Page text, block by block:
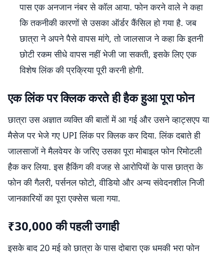
पास एक अनजान नंबर से कॉल आया. फोन करने वाले ने कहा
कि तकनीकी कारणों से उसका ऑर्डर कैंसिल हो गया है. जब
छात्रा ने अपने पैसे वापस मांगे, तो जालसाज ने कहा कि इतनी
छोटी रकम सीधे वापस नहीं भेजी जा सकती, इसके लिए एक
विशेष लिंक की प्रक्रिया पूरी करनी होगी.
एक लिंक पर क्लिक करते ही हैक हुआ पूरा फोन
छात्रा उस अज्ञात व्यक्ति की बातों में आ गई और उसने व्हाट्सएप या
मैसेज पर भेजे गए UPI लिंक पर क्लिक कर दिया. लिंक दबाते ही
जालसाजों ने मैलवेयर के जरिए उसका पूरा मोबाइल फोन रिमोटली
हैक कर लिया. इस हैकिंग की वजह से आरोपियों के पास छात्रा के
फोन की गैलरी, पर्सनल फोटो, वीडियो और अन्य संवेदनशील निजी
जानकारियों का पूरा एक्सेस चला गया.
₹30,000 की पहली उगाही
इसके बाद 20 मई को छात्रा के पास दोबारा एक धमकी भरा फोन